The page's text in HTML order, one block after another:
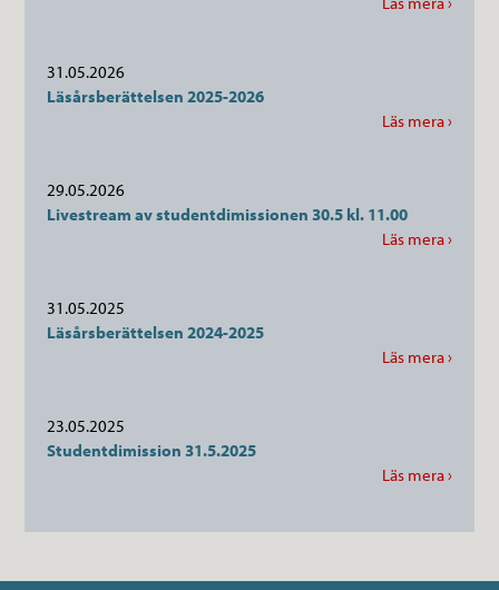
31.05.2026
Läsårsberättelsen 2025-2026
Läs mera ›
29.05.2026
Livestream av studentdimissionen 30.5 kl. 11.00
Läs mera ›
31.05.2025
Läsårsberättelsen 2024-2025
Läs mera ›
23.05.2025
Studentdimission 31.5.2025
Läs mera ›